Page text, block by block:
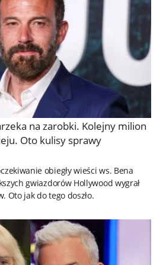
na zarobki. Kolejny milion
Oto kulisy sprawy
obiegły wieści ws. Bena
gwiazdorów Hollywood wygrał
Oto jak do tego doszło.